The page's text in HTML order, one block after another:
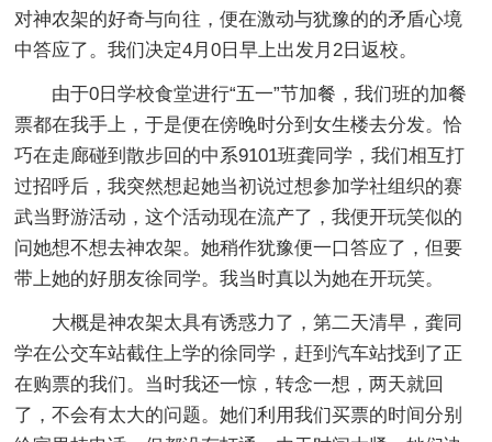
对神农架的好奇与向往，便在激动与犹豫的的矛盾心境
中答应了。我们决定4月0日早上出发月2日返校。
由于0日学校食堂进行“五一”节加餐，我们班的加餐
票都在我手上，于是便在傍晚时分到女生楼去分发。恰
巧在走廊碰到散步回的中系9101班龚同学，我们相互打
过招呼后，我突然想起她当初说过想参加学社组织的赛
武当野游活动，这个活动现在流产了，我便开玩笑似的
问她想不想去神农架。她稍作犹豫便一口答应了，但要
带上她的好朋友徐同学。我当时真以为她在开玩笑。
大概是神农架太具有诱惑力了，第二天清早，龚同
学在公交车站截住上学的徐同学，赶到汽车站找到了正
在购票的我们。当时我还一惊，转念一想，两天就回
了，不会有太大的问题。她们利用我们买票的时间分别